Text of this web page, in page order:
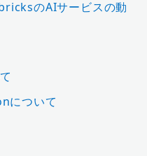
のAIサービスの動
について